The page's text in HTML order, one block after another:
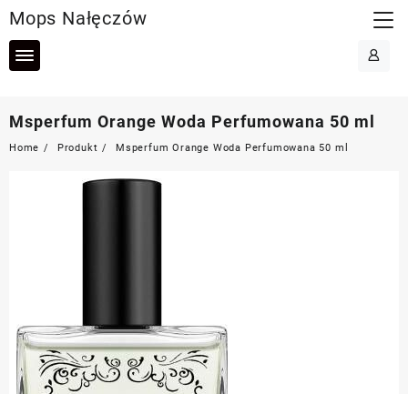
to
content
Mops Nałęczów
Msperfum Orange Woda Perfumowana 50 ml
Home Produkt Msperfum Orange Woda Perfumowana 50 ml